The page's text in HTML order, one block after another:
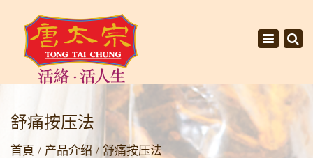
Toggle
舒痛按压法
首頁 产品介绍 舒痛按压法